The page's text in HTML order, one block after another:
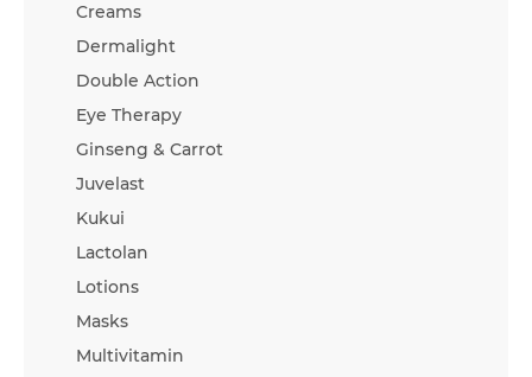
Creams
Dermalight
Double Action
Eye Therapy
Ginseng & Carrot
Juvelast
Kukui
Lactolan
Lotions
Masks
Multivitamin